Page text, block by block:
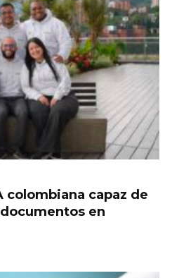
colombiana capaz de
en